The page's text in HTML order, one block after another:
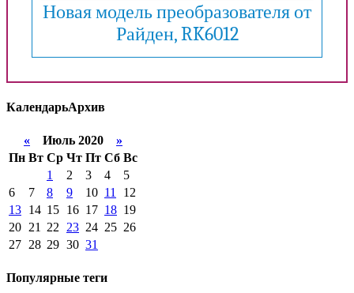
Новая модель преобразователя от
Райден, RK6012
КалендарьАрхив
« Июль 2020 »
Пн Вт Ср Чт Пт Сб Вс
1
2 3 4
5
6
7 8 9 10 11
12
13 14 15 16 17 18 19
20 21 22 23 24 25 26
27 28 29 30 31
Популярные теги